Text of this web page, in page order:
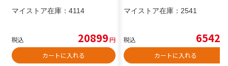
マイストア在庫： 4114
税込 20899円
カートに入れる
マイストア在庫： 2541
税込 6542
カートに入れる